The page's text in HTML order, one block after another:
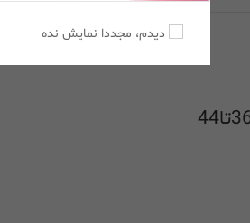
دیدم، مجددا نمایش نده